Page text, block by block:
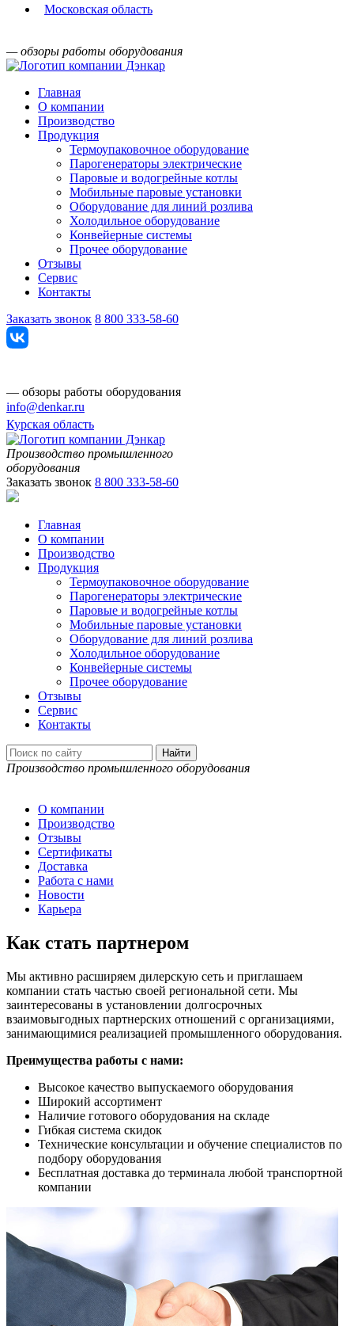
Московская область
— обзоры работы оборудования
Главная
О компании
Производство
Продукция
Термоупаковочное оборудование
Парогенераторы электрические
Паровые и водогрейные котлы
Мобильные паровые установки
Оборудование для линий розлива
Холодильное оборудование
Конвейерные системы
Прочее оборудование
Отзывы
Сервис
Контакты
Заказать звонок 8 800 333-58-60
— обзоры работы оборудования
info@denkar.ru
Курская область
Производство промышленного
оборудования
Заказать звонок 8 800 333-58-60
Главная
О компании
Производство
Продукция
Термоупаковочное оборудование
Парогенераторы электрические
Паровые и водогрейные котлы
Мобильные паровые установки
Оборудование для линий розлива
Холодильное оборудование
Конвейерные системы
Прочее оборудование
Отзывы
Сервис
Контакты
Производство промышленного оборудования
О компании
Производство
Отзывы
Сертификаты
Доставка
Работа с нами
Новости
Карьера
Как стать партнером
Мы активно расширяем дилерскую сеть и приглашаем
компании стать частью своей региональной сети. Мы
заинтересованы в установлении долгосрочных
взаимовыгодных партнерских отношений с организациями,
занимающимися реализацией промышленного оборудования.
Преимущества работы с нами:
Высокое качество выпускаемого оборудования
Широкий ассортимент
Наличие готового оборудования на складе
Гибкая система скидок
Технические консультации и обучение специалистов по
подбору оборудования
Бесплатная доставка до терминала любой транспортной
компании